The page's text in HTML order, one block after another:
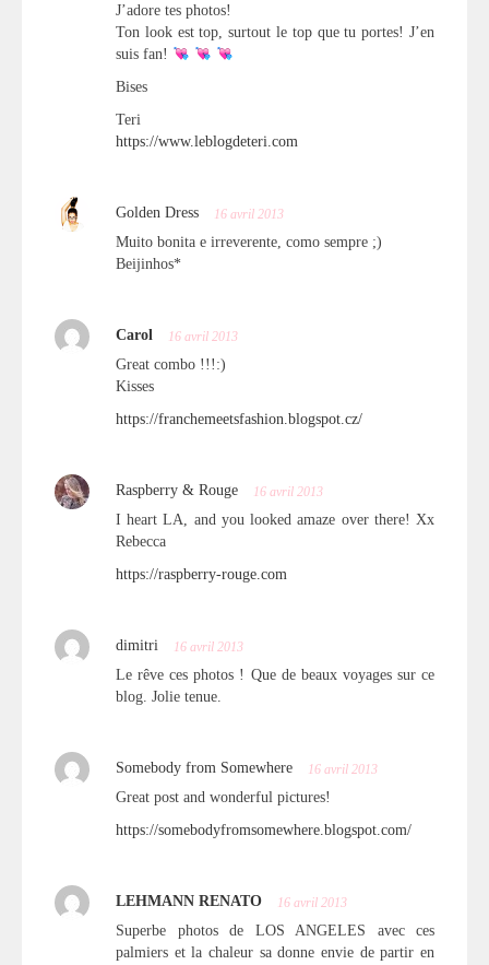
J’adore tes photos!
Ton look est top, surtout le top que tu portes! J’en
suis fan!
Bises
Teri
https://www.leblogdeteri.com
Golden Dress 16 avril 2013
Muito bonita e irreverente, como sempre ;)
Beijinhos*
Carol 16 avril 2013
Great combo !!!:)
Kisses
https://franchemeetsfashion.blogspot.cz/
Raspberry & Rouge 16 avril 2013
I heart LA, and you looked amaze over there! Xx
Rebecca
https://raspberry-rouge.com
dimitri 16 avril 2013
Le rêve ces photos ! Que de beaux voyages sur ce
blog. Jolie tenue.
Somebody from Somewhere 16 avril 2013
Great post and wonderful pictures!
https://somebodyfromsomewhere.blogspot.com/
LEHMANN RENATO 16 avril 2013
Superbe photos de LOS ANGELES avec ces
palmiers et la chaleur sa donne envie de partir en